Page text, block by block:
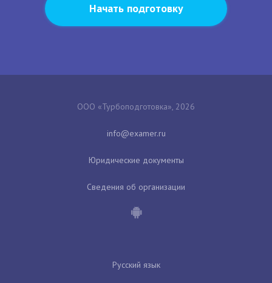
Начать подготовку
ООО «Турбоподготовка», 2026
Юридические документы
Сведения об организации
Русский язык